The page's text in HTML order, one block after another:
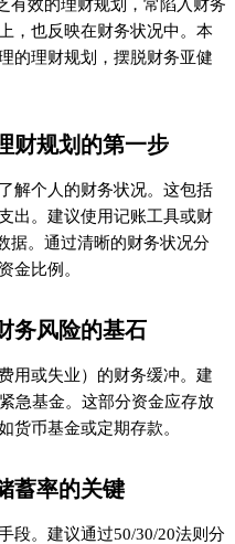
有效的理财规划，常陷入财务
，也反映在财务状况中。本
的理财规划，摆脱财务亚健
财规划的第一步
解个人的财务状况。这包括
出。建议使用记账工具或财
据。通过清晰的财务状况分
金比例。
务风险的基石
用或失业）的财务缓冲。建
急基金。这部分资金应存放
货币基金或定期存款。
蓄率的关键
段。建议通过50/30/20法则分